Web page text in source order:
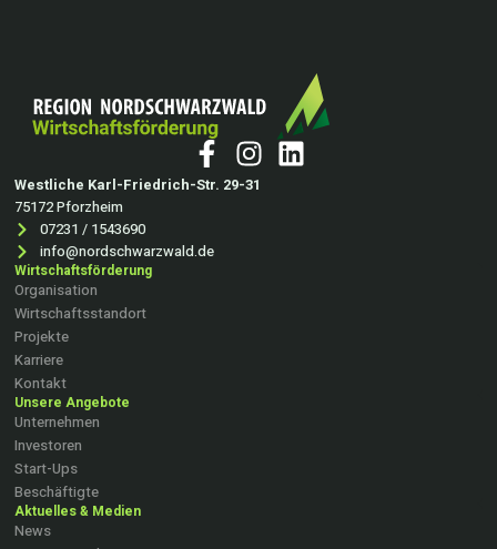
Westliche Karl-Friedrich-Str. 29-31
75172 Pforzheim
07231 / 1543690
info@nordschwarzwald.de
Wirtschaftsförderung
Organisation
Wirtschaftsstandort
Projekte
Karriere
Kontakt
Unsere Angebote
Unternehmen
Investoren
Start-Ups
Beschäftigte
Aktuelles & Medien
News